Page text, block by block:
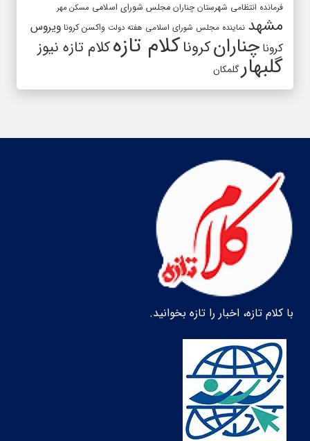
فرمانده انتظامی شهرستان چناران مجلس شورای اسلامی مسکن مهر
مشهد نماینده مجلس شورای اسلامی هفته دولت واکسن کرونا ویروس
کرونا چنارانکروناکلام تازهکلام تازه نیوز
گلبهارگلمکان
با کلام تازه، اخبار را تازه بخوانید.